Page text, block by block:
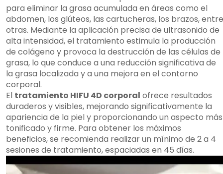
para eliminar la grasa acumulada en áreas como el
abdomen, los glúteos, las cartucheras, los brazos, entre
otras. Mediante la aplicación precisa de ultrasonido de
alta intensidad, el tratamiento estimula la producción
de colágeno y provoca la destrucción de las células de
grasa, lo que conduce a una reducción significativa de
la grasa localizada y a una mejora en el contorno
corporal.
El tratamiento HIFU 4D corporal ofrece resultados
duraderos y visibles, mejorando significativamente la
apariencia de la piel y proporcionando un aspecto más
tonificado y firme. Para obtener los máximos
beneficios, se recomienda realizar un mínimo de 2 a 4
sesiones de tratamiento, espaciadas en 45 días.